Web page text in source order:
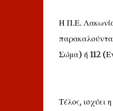
Η Π.Ε.
Σώμα) ή 112
Τέλος, ισχύει